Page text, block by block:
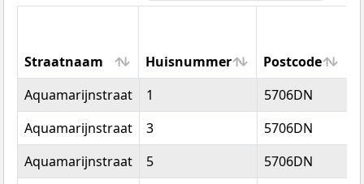
Straatnaam Huisnummer Postcode
Straatnaam
Huisnummer Postcode
Aquamarijnstraat 1 5706DN
Aquamarijnstraat
3 5706DN
Aquamarijnstraat
5 5706DN